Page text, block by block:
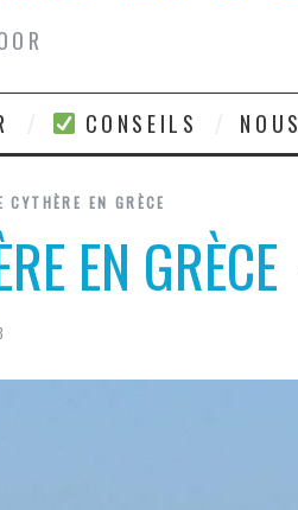
CONSEILS NOUS
EN GRÈCE
EN GRÈCE